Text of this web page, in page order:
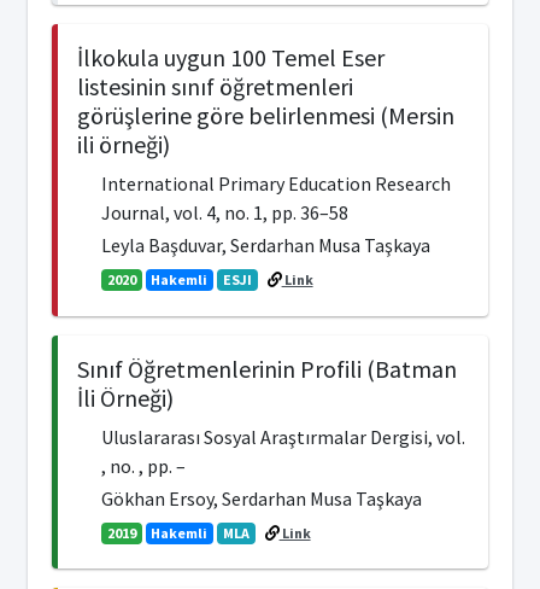
İlkokula uygun 100 Temel Eser
listesinin sınıf öğretmenleri
görüşlerine göre belirlenmesi (Mersin
ili örneği)
International Primary Education Research
Journal, vol. 4, no. 1, pp. 36–58
Leyla Başduvar, Serdarhan Musa Taşkaya
2020 Hakemli ESJI Link
Sınıf Öğretmenlerinin Profili (Batman
İli Örneği)
Uluslararası Sosyal Araştırmalar Dergisi, vol.
, no. , pp. –
Gökhan Ersoy, Serdarhan Musa Taşkaya
2019 Hakemli MLA Link